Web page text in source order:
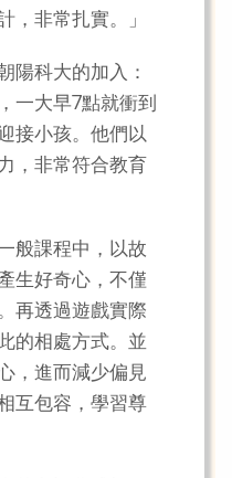
，非常扎實。」
陽科大的加入：
一大早7點就衝到
接小孩。他們以
，非常符合教育
般課程中，以故
生好奇心，不僅
再透過遊戲實際
的相處方式。並
，進而減少偏見
互包容，學習尊